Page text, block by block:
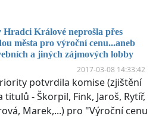
Králové neprošla přes
města pro výroční cenu...aneb
a jiných zájmových lobby
2017-03-08 14:33:42
potvrdila komise (zjištění
- Škorpil, Fink, Jaroš, Rytíř,
Marek,...) pro "Výroční cenu